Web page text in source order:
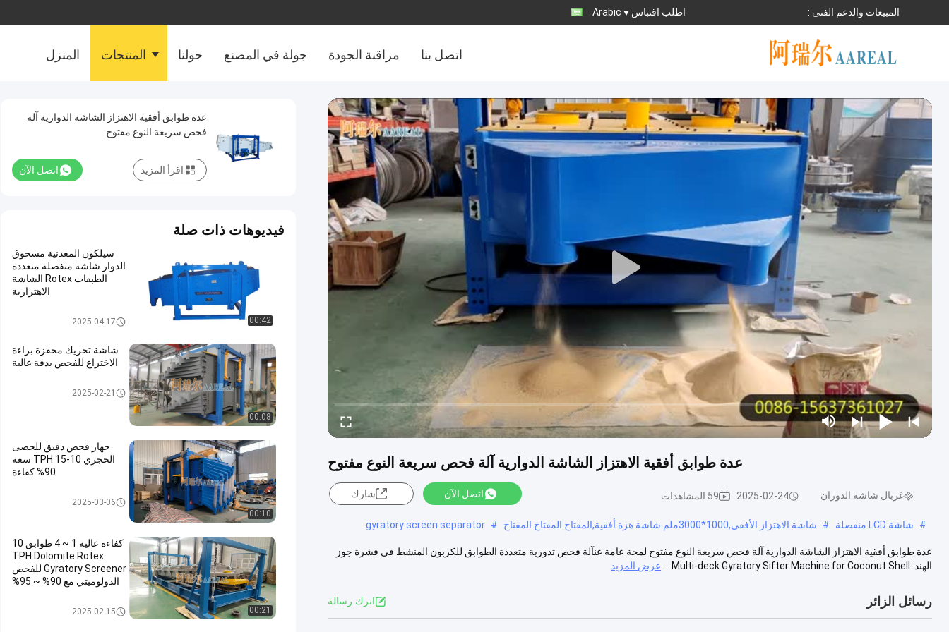
المبيعات والدعم الفنى : اطلب اقتباس Arabic
المنزل المنتجات حولنا جولة في المصنع مراقبة الجودة اتصل بنا
عدة طوابق أفقية الاهتزاز الشاشة الدوارية آلة فحص سريعة النوع مفتوح
غربال شاشة الدوران 2025-02-24 59 المشاهدات اتصل الآن شارك
# شاشة LCD منفصلة # شاشة الاهتزاز الأفقي,1000*3000ملم شاشة هزة أفقية,المفتاح المفتاح المفتاح #
gyratory screen separator
عدة طوابق أفقية الاهتزاز الشاشة الدوارية آلة فحص سريعة النوع مفتوح لمحة عامة عنآلة فحص تدورية متعددة الطوابق للكربون المنشط في قشرة جوز
الهند: Multi-deck Gyratory Sifter Machine for Coconut Shell ...
عرض المزيد
رسائل الزائر اترك رسالة
عدة طوابق أفقية الاهتزاز الشاشة الدوارية آلة
فحص سريعة النوع مفتوح
اتصل الآن اقرأ المزيد
فيديوهات ذات صلة
00:42
سيلكون المعدنية مسحوق
الدوار شاشة منفصلة متعددة
الطبقات Rotex الشاشة
الاهتزازية
غربال شاشة الدوران2025-04-17
00:08
شاشة تحريك محفزة براءة
الاختراع للفحص بدقة عالية
غربال شاشة الدوران2025-02-21
00:10
جهاز فحص دقيق للحصى
الحجري 10-15 TPH سعة
90% كفاءة
غربال شاشة الدوران2025-03-06
00:21
كفاءة عالية 1 ~ 4 طوابق 10
TPH Dolomite Rotex
Gyratory Screener للفحص
الدولوميتي مع 90% ~ 95%
غربال شاشة الدوران2025-02-15